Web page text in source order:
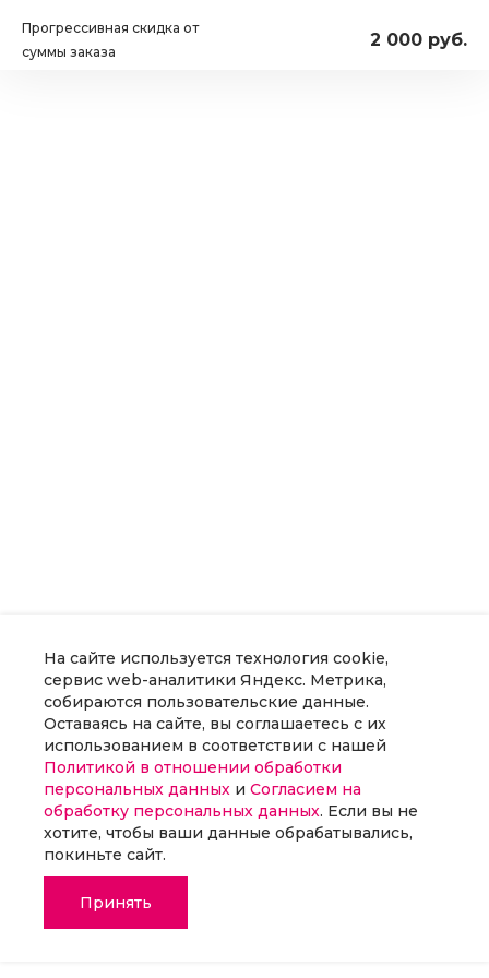
Прогрессивная скидка от
суммы заказа
2 000 руб.
На сайте используется технология cookie,
сервис web-аналитики Яндекс. Метрика,
собираются пользовательские данные.
Оставаясь на сайте, вы соглашаетесь с их
использованием в соответствии с нашей
Политикой в отношении обработки
персональных данных и Согласием на
обработку персональных данных. Если вы не
хотите, чтобы ваши данные обрабатывались,
покиньте сайт.
Принять